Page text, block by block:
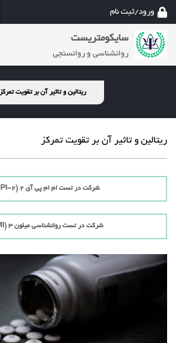
ورود/ثبت نام
سایکومتریست
روانشناسی و روانسنجی
ریتالین و تاثیر آن بر تقویت تمرکز
ریتالین و تاثیر آن بر تقویت تمرکز
شرکت در تست ام ام پی آی 2 (MMPI-2)
شرکت در تست روانشناسی میلون 3 (MCMI)